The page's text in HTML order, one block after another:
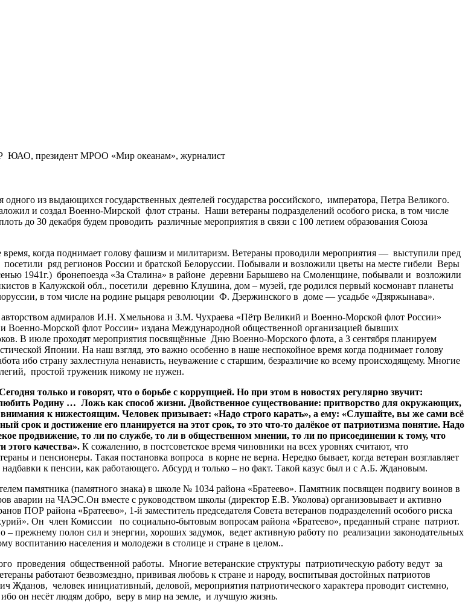
ЮАО, президент МРОО «Мир океанам», журналист
из выдающихся государственных деятелей государства российского, императора, Петра Великого.
и создал Военно-Мирской флот страны. Наши ветераны подразделений особого риска, в том числе
до 30 декабря будем проводить различные мероприятия в связи с 100 летием образования Союза
когда поднимает голову фашизм и милитаризм. Ветераны проводили мероприятия — выступили пред
ряд регионов России и братской Белоруссии. Побывали и возложили цветы на месте гибели Веры
1941г.) бронепоезда «За Сталина» в районе деревни Барышево на Смоленщине, побывали и возложили
в Калужской обл., посетили деревню Клушина, дом – музей, где родился первый космонавт планеты
в том числе на родине рыцаря революции Ф. Дзержинского в доме — усадьбе «Дзяржынава».
адмиралов И.Н. Хмельнова и З.М. Чухраева «Пётр Великий и Военно-Морской флот России»
Морской флот России» издана Международной общественной организацией бывших
В июле проходят мероприятия посвящённые Дню Военно-Морского флота, а 3 сентября планируем
Японии. На наш взгляд, это важно особенно в наше неспокойное время когда поднимает голову
ибо страну захлестнула ненависть, неуважение с старшим, безразличие ко всему происходящему. Многие
простой труженик никому не нужен.
только и говорят, что о борьбе с коррупцией. Но при этом в новостях регулярно звучит:
Родину … Ложь как способ жизни. Двойственное существование: притворство для окружающих,
к нижестоящим. Человек призывает: «Надо строго карать», а ему: «Слушайте, вы же сами всё
срок и достижение его планируется на этот срок, то это что-то далёкое от патриотизма понятие. Надо
продвижение, то ли по службе, то ли в общественном мнении, то ли по присоединении к тому, что
этого качества». К сожалению, в постсоветское время чиновники на всех уровнях считают, что
и пенсионеры. Такая постановка вопроса в корне не верна. Нередко бывает, когда ветеран возглавляет
к пенсии, как работающего. Абсурд и только – но факт. Такой казус был и с А.Б. Ждановым.
памятника (памятного знака) в школе № 1034 района «Братеево». Памятник посвящен подвигу воинов в
аварии на ЧАЭС.Он вместе с руководством школы (директор Е.В. Уколова) организовывает и активно
ПОР района «Братеево», 1-й заместитель председателя Совета ветеранов подразделений особого риска
Он член Комиссии по социально-бытовым вопросам района «Братеево», преданный стране патриот.
– прежнему полон сил и энергии, хороших задумок, ведет активную работу по реализации законодательных
воспитанию населения и молодежи в столице и стране в целом..
проведения общественной работы. Многие ветеранские структуры патриотическую работу ведут за
работают безвозмездно, прививая любовь к стране и народу, воспитывая достойных патриотов
человек инициативный, деловой, мероприятия патриотического характера проводит системно,
он несёт людям добро, веру в мир на земле, и лучшую жизнь.